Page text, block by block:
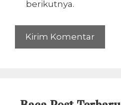
berikutnya.